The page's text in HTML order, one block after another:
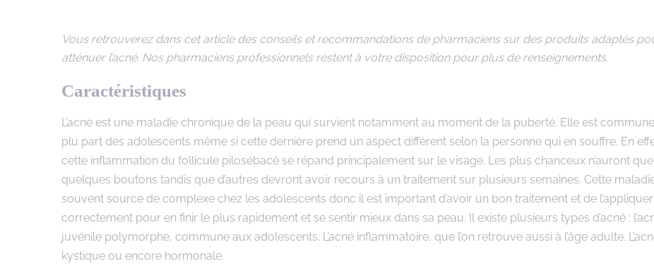
Vous retrouverez dans cet article des conseils et recommandations de pharmaciens sur des produits adaptés
atténuer l’acné. Nos pharmaciens professionnels restent à votre disposition pour plus de renseignements.
Caractéristiques
L’acné est une maladie chronique de la peau qui survient notamment au moment de la puberté. Elle est
plu part des adolescents même si cette dernière prend un aspect différent selon la personne qui en souffre. En
cette inflammation du follicule pilosébacé se répand principalement sur le visage. Les plus chanceux n’auront que
quelques boutons tandis que d’autres devront avoir recours à un traitement sur plusieurs semaines. Cette
souvent source de complexe chez les adolescents donc il est important d’avoir un bon traitement et de l’appliquer
correctement pour en finir le plus rapidement et se sentir mieux dans sa peau. Il existe plusieurs types d’acné :
juvénile polymorphe, commune aux adolescents. L’acné inflammatoire, que l’on retrouve aussi à l’âge adulte.
kystique ou encore hormonale.